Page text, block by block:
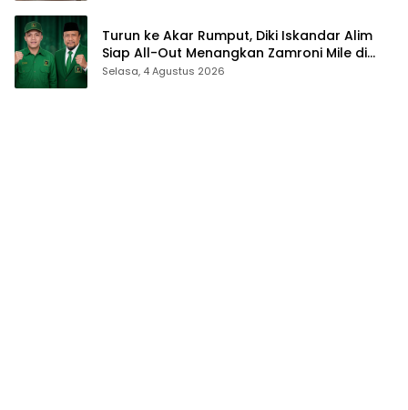
Turun ke Akar Rumput, Diki Iskandar Alim
Siap All-Out Menangkan Zamroni Mile di
Pilkada Bone Bolango
Selasa, 4 Agustus 2026